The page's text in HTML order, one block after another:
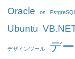
Oracle os
Ubuntu
デザインツール デ